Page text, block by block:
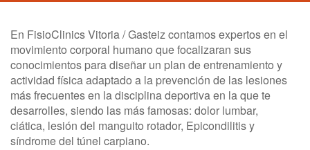
En FisioClinics Vitoria / Gasteiz contamos expertos en el
movimiento corporal humano que focalizaran sus
conocimientos para diseñar un plan de entrenamiento y
actividad física adaptado a la prevención de las lesiones
más frecuentes en la disciplina deportiva en la que te
desarrolles, siendo las más famosas: dolor lumbar,
ciática, lesión del manguito rotador, Epicondilitis y
síndrome del túnel carpiano.